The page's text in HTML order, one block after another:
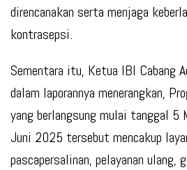
direncanakan serta menjaga
kontrasepsi.
Sementara itu, Ketua IBI Cabang
dalam laporannya menerangkan,
yang berlangsung mulai tanggal 5
Juni 2025 tersebut mencakup
pascapersalinan, pelayanan ulang,